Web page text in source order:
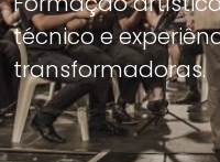
técnico e
transformadoras.